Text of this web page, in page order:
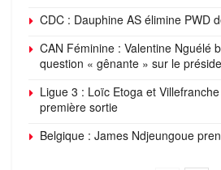
CDC : Dauphine AS élimine PWD
CAN Féminine : Valentine Nguélé
question « gênante » sur le
Ligue 3 : Loïc Etoga et
première sortie
Belgique : James Ndjeungoue